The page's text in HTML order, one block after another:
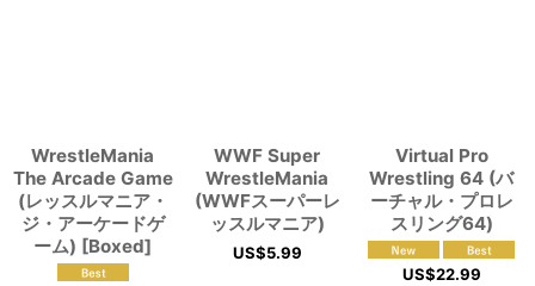
WrestleMania
The Arcade Game
(レッスルマニア・
ジ・アーケードゲ
ーム) [Boxed]
WWF Super
WrestleMania
(WWFスーパーレ
ッスルマニア)
US$5.99
Virtual Pro
Wrestling 64 (バ
ーチャル・プロレ
スリング64)
US$22.99